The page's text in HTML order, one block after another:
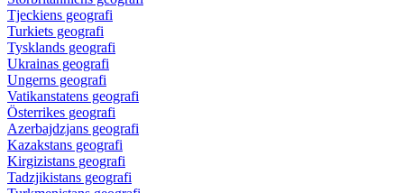
Tjeckiens geografi
Turkiets geografi
Tysklands geografi
Ukrainas geografi
Ungerns geografi
Vatikanstatens geografi
Österrikes geografi
Azerbajdzjans geografi
Kazakstans geografi
Kirgizistans geografi
Tadzjikistans geografi